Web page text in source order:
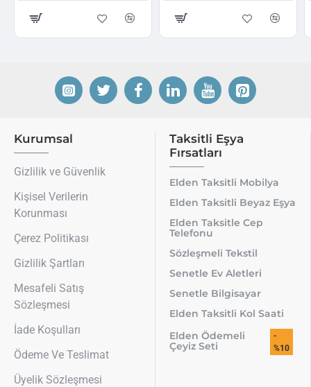
Kurumsal
Gizlilik ve Güvenlik
Kişisel Verilerin
Korunması
Çerez Politikası
Gizlilik Şartları
Mesafeli Satış
Sözleşmesi
İade Koşulları
Ödeme Ve Teslimat
Üyelik Sözleşmesi
Taksitli Eşya
Fırsatları
Elden Taksitli Mobilya
Elden Taksitli Beyaz Eşya
Elden Taksitle Cep
Telefonu
Sözleşmeli Tekstil
Senetle Ev Aletleri
Senetle Bilgisayar
Elden Taksitli Kol Saati
Elden Ödemeli
Çeyiz Seti
-
%10